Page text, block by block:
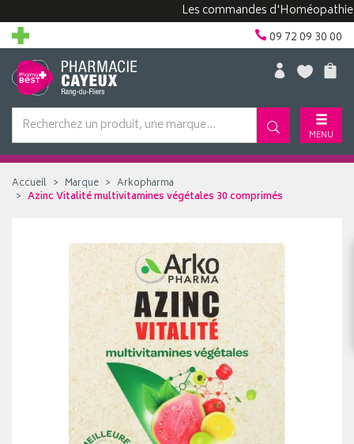
Les commandes d'Homéopathie
09 72 09 30 00
MENU
Accueil Marque
Arkopharma
Azinc Vitalité multivitamines végétales 30 comprimés